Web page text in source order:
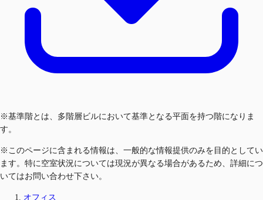
※基準階とは、多階層ビルにおいて基準となる平面を持つ階になりま
す。
※このページに含まれる情報は、一般的な情報提供のみを目的としてい
ます。特に空室状況については現況が異なる場合があるため、詳細につ
いてはお問い合わせ下さい。
オフィス